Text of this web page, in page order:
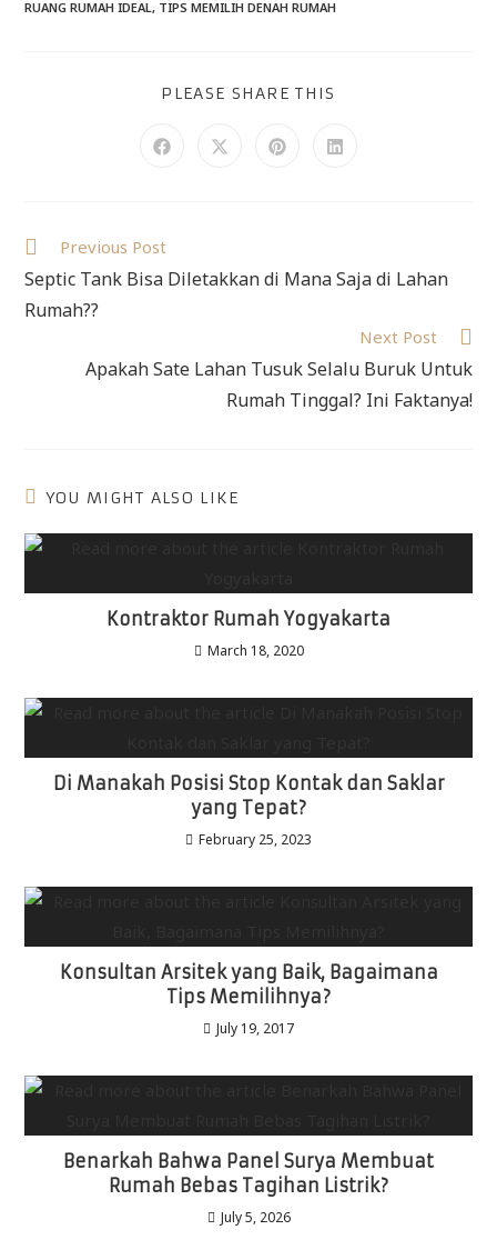
RUANG RUMAH IDEAL, TIPS MEMILIH DENAH RUMAH
PLEASE SHARE THIS
Previous Post
Septic Tank Bisa Diletakkan di Mana Saja di Lahan
Rumah??
Next Post
Apakah Sate Lahan Tusuk Selalu Buruk Untuk
Rumah Tinggal? Ini Faktanya!
YOU MIGHT ALSO LIKE
Kontraktor Rumah Yogyakarta
March 18, 2020
Di Manakah Posisi Stop Kontak dan Saklar
yang Tepat?
February 25, 2023
Konsultan Arsitek yang Baik, Bagaimana
Tips Memilihnya?
July 19, 2017
Benarkah Bahwa Panel Surya Membuat
Rumah Bebas Tagihan Listrik?
July 5, 2026